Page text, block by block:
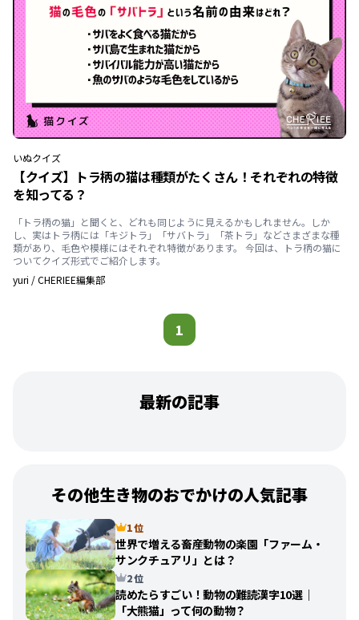
いぬクイズ
【クイズ】トラ柄の猫は種類がたくさん！それぞれの特徴
を知ってる？
「トラ柄の猫」と聞くと、どれも同じように見えるかもしれません。しか
し、実はトラ柄には「キジトラ」「サバトラ」「茶トラ」などさまざまな種
類があり、毛色や模様にはそれぞれ特徴があります。 今回は、トラ柄の猫に
ついてクイズ形式でご紹介します。
yuri /CHERIEE編集部
1
最新の記事
その他生き物のおでかけの人気記事
1 位
世界で増える畜産動物の楽園「ファーム・
サンクチュアリ」とは？
2 位
読めたらすごい！動物の難読漢字10選｜
「大熊猫」って何の動物？